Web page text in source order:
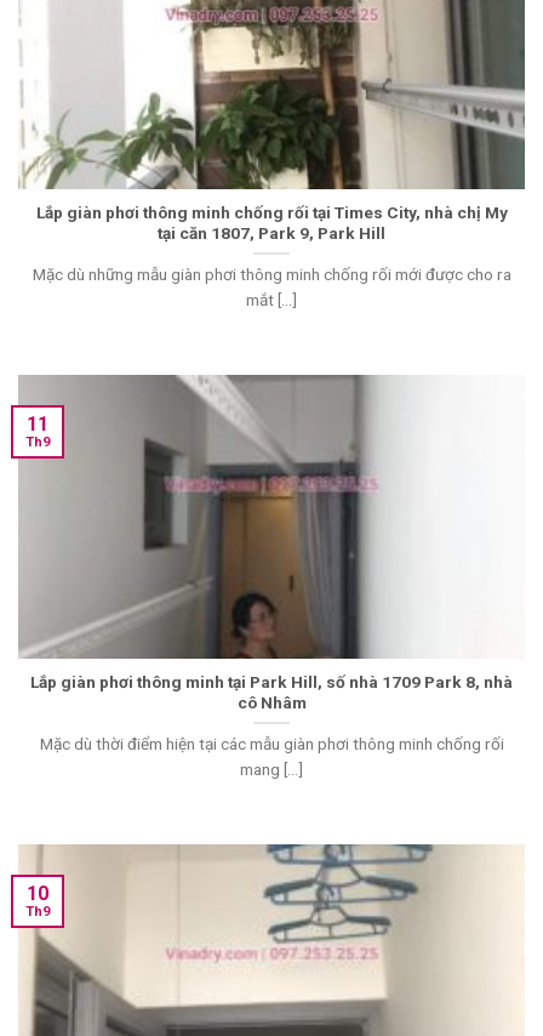
Lắp giàn phơi thông minh chống rối tại Times City, nhà chị My
tại căn 1807, Park 9, Park Hill
Mặc dù những mẫu giàn phơi thông minh chống rối mới được cho ra
mắt [...]
Lắp giàn phơi thông minh tại Park Hill, số nhà 1709 Park 8, nhà
cô Nhâm
Mặc dù thời điểm hiện tại các mẫu giàn phơi thông minh chống rối
mang [...]
11
Th9
10
Th9